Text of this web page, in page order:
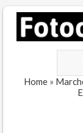
Home »